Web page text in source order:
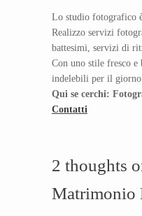
Lo studio fotografico
Realizzo servizi
battesimi, servizi di
Con uno stile fresco
indelebili per il
Qui se cerchi:
Contatti
2 thoughts
Matrimonio